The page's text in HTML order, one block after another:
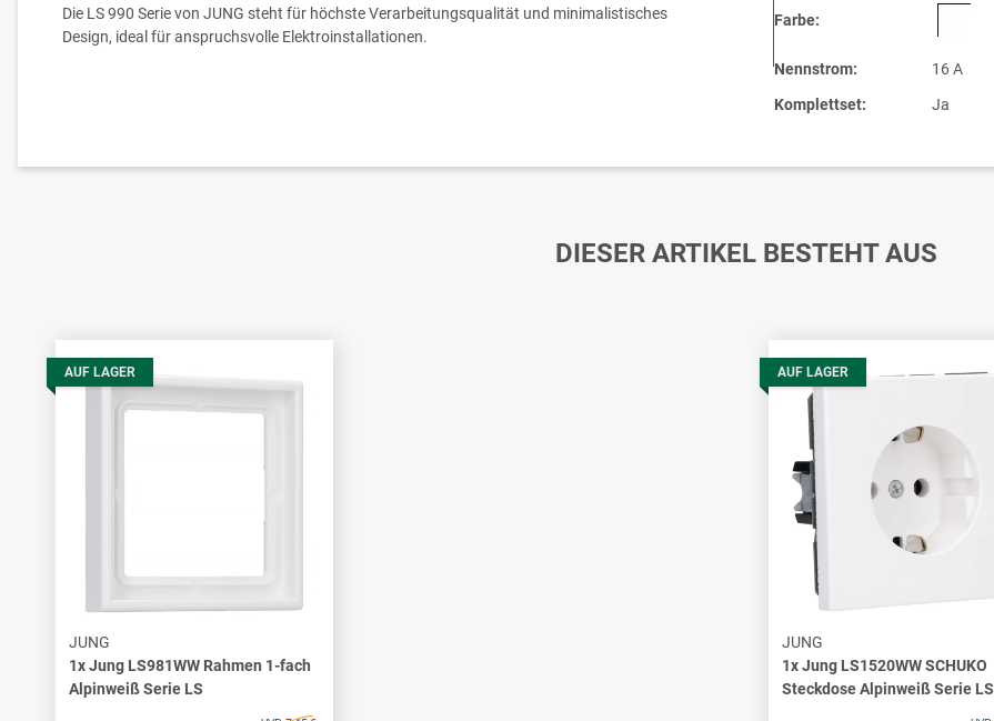
Die LS 990 Serie von JUNG steht für höchste Verarbeitungsqualität und minimalistisches
Design, ideal für anspruchsvolle Elektroinstallationen.
Farbe:
Nennstrom:
16 A
Komplettset:
Ja
DIESER ARTIKEL BESTEHT AUS
AUF LAGER
JUNG
1xJung LS981WW Rahmen 1-fach
Alpinweiß Serie LS
AUF LAGER
JUNG
1xJung LS1520WW SCHUKO
Steckdose Alpinweiß Serie LS